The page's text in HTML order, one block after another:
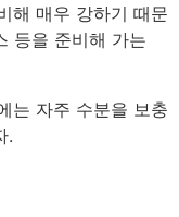
해 매우 강하기 때문
등을 준비해 가는
는 자주 수분을 보충
.